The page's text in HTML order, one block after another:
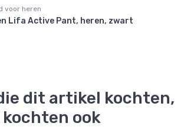
voor heren
Lifa Active Pant, heren, zwart
dit artikel kochten,
kochten ook